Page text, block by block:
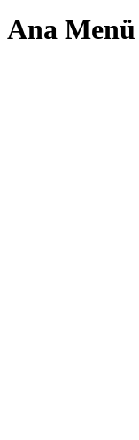
Ana Menü